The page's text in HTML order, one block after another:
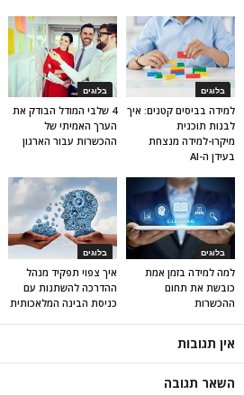
בלוגים
4 שלבי המודל הבודק את
הערך האמיתי של
ההכשרות עבור הארגון
בלוגים
למידה בביסים קטנים: איך
לבנות תוכנית
מיקרו-למידה מנצחת
בעידן ה-AI
בלוגים
איך צפוי תפקיד מנהל
ההדרכה להשתנות עם
כניסת הבינה המלאכותית
בלוגים
למה למידה בזמן אמת
כובשת את תחום
ההכשרות
אין תגובות
השאר תגובה